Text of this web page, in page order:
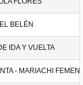
BELÉN
IDA Y VUELTA
- MARIACHI